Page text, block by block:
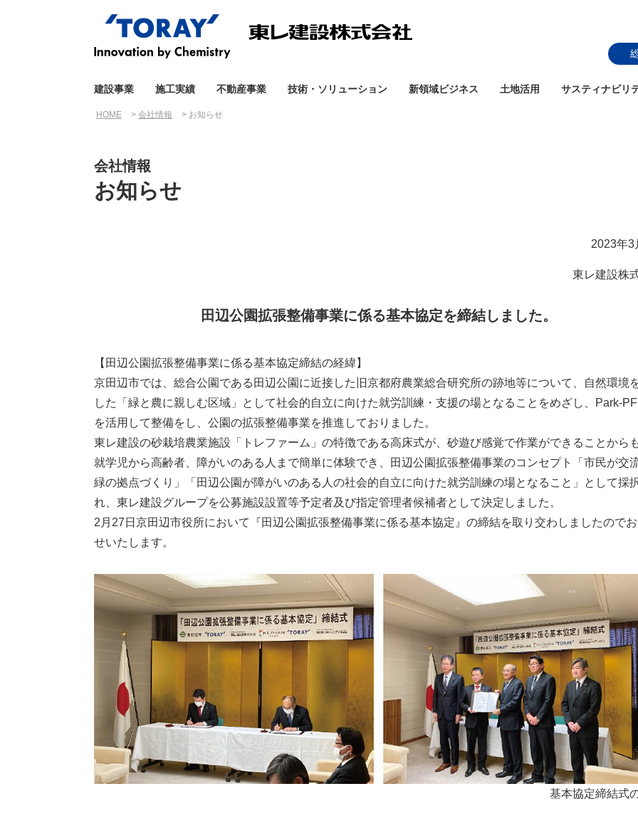
建設事業 施工実績 不動産事業 技術・ソリューション 新領域ビジネス 土地活用 サスティナビリ
HOME 会社情報 お知らせ
会社情報
お知らせ
2023年3
東レ建設株
田辺公園拡張整備事業に係る基本協定を締結しました。
【田辺公園拡張整備事業に係る基本協定締結の経緯】
京田辺市では、総合公園である田辺公園に近接した旧京都府農業総合研究所の跡地等について、自然環境
した「緑と農に親しむ区域」として社会的自立に向けた就労訓練・支援の場となることをめざし、Park-
を活用して整備をし、公園の拡張整備事業を推進しておりました。
東レ建設の砂栽培農業施設「トレファーム」の特徴である高床式が、砂遊び感覚で作業ができることから
就学児から高齢者、障がいのある人まで簡単に体験でき、田辺公園拡張整備事業のコンセプト「市民が交
緑の拠点づくり」「田辺公園が障がいのある人の社会的自立に向けた就労訓練の場となること」として採
れ、東レ建設グループを公募施設設置等予定者及び指定管理者候補者として決定しました。
2月27日京田辺市役所において『田辺公園拡張整備事業に係る基本協定』の締結を取り交わしましたので
せいたします。
基本協定締結式